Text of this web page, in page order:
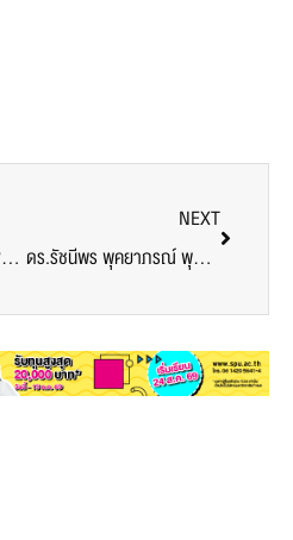
SPU : น่าเรียนสุดๆ 3 สาขาใหม่มาแรง!!! ด้านการบิน @SPU
NEXT
ดร.รัชนีพร พุคยาภรณ์ พุกกะมาน อธิการบดี พร้อมคณะผู้บริหาร ร่วมแสดงความยินดีกับดร.ณัฐธยาน์ ตรีผลา อาจ